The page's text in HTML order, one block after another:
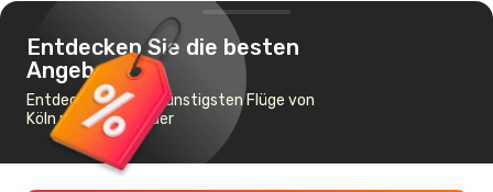
Entdecken Sie die besten
Angebote
Entdecken Sie die günstigsten Flüge von
Köln nach Santander